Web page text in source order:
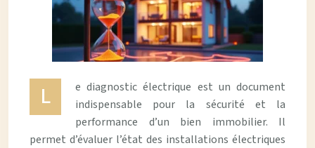
L
e diagnostic électrique est un document
indispensable pour la sécurité et la
performance d’un bien immobilier. Il
permet d’évaluer l’état des installations électriques